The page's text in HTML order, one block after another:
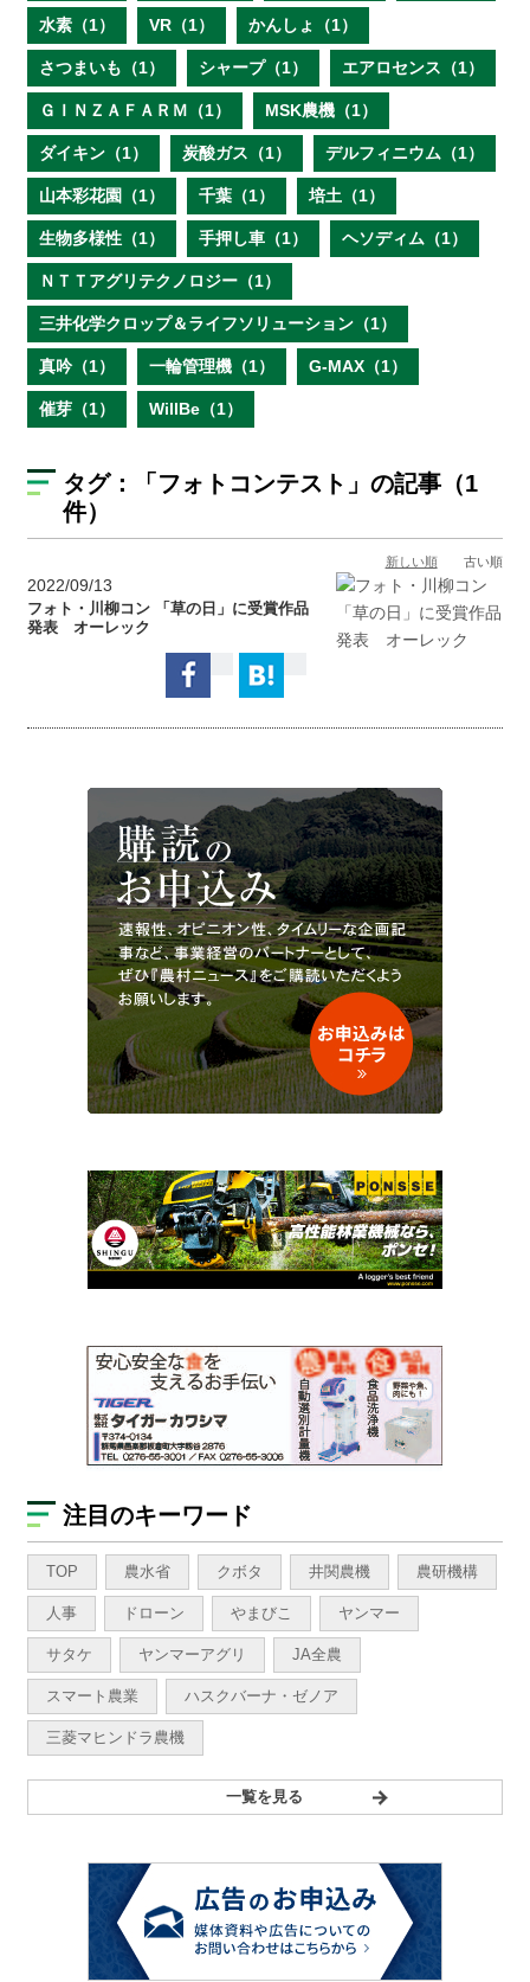
水素（1） VR（1） かんしょ（1）
さつまいも（1） シャープ（1） エアロセンス（1）
ＧＩＮＺＡＦＡＲＭ（1） MSK農機（1）
ダイキン（1） 炭酸ガス（1） デルフィニウム（1）
山本彩花園（1） 千葉（1） 培土（1）
生物多様性（1） 手押し車（1） ヘソディム（1）
ＮＴＴアグリテクノロジー（1）
三井化学クロップ＆ライフソリューション（1）
真吟（1） 一輪管理機（1） G-MAX（1）
催芽（1） WillBe（1）
タグ： 「フォトコンテスト」の記事（1
件）
新しい順 古い順
2022/09/13
フォト・川柳コン 「草の日」に受賞作品
発表 オーレック
注目のキーワード
TOP 農水省 クボタ 井関農機 農研機構
人事 ドローン やまびこ ヤンマー
サタケ ヤンマーアグリ JA全農
スマート農業 ハスクバーナ・ゼノア
三菱マヒンドラ農機
一覧を見る